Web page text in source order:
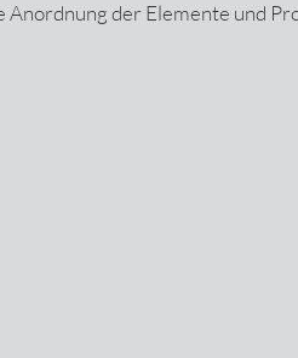
der Elemente und